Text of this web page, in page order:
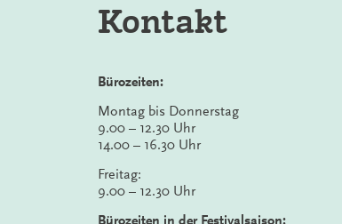
Kontakt
Bürozeiten:
Montag bis Donnerstag
9.00 – 12.30 Uhr
14.00 – 16.30 Uhr
Freitag:
9.00 – 12.30 Uhr
Bürozeiten in der Festivalsaison: